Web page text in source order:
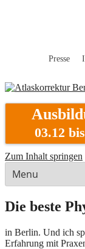
Presse
03.12
Zum Inhalt springen
Die beste
in Berlin. Und ich
Erfahrung mit